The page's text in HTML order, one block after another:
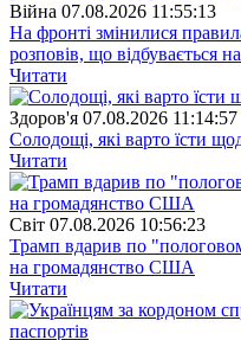
Війна 07.08.2026 11:55:13
На фронті змінилися
розповів, що відбувається
Читати
Здоров'я 07.08.2026 11:14:57
Солодощі, які варто їсти
Читати
Свiт 07.08.2026 10:56:23
Трамп вдарив по
на громадянство США
Читати